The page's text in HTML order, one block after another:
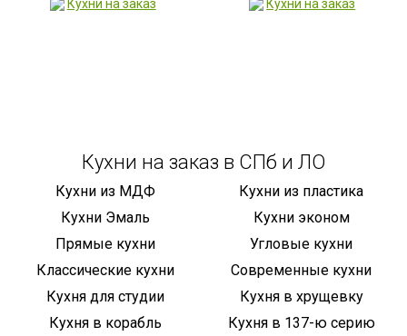
Кухни на заказ в СПб и ЛО
Кухни из МДФ
Кухни из пластика
Кухни Эмаль
Кухни эконом
Прямые кухни
Угловые кухни
Классические кухни
Современные кухни
Кухня для студии
Кухня в хрущевку
Кухня в корабль
Кухня в 137-ю серию